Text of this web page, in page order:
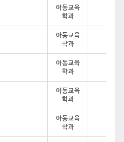
아동교육
학과
아동교육
학과
아동교육
학과
아동교육
학과
아동교육
학과